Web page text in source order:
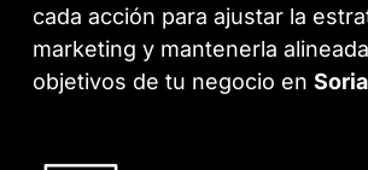
cada acción para ajustar la
marketing y mantenerla
objetivos de tu negocio enSoria